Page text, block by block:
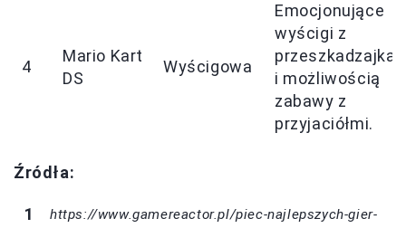
4
Mario Kart
DS
Wyścigowa
Emocjonujące
wyścigi z
i możliwością
zabawy z
przyjaciółmi.
Źródła:
https://www.gamereactor.pl/piec-najlepszych-gier-